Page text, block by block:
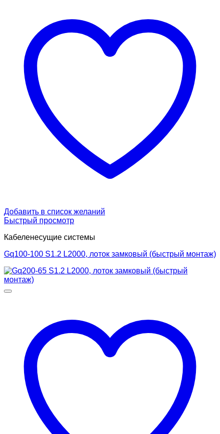
Добавить в список желаний
Быстрый просмотр
Кабеленесущие системы
Gq100-100 S1.2 L2000, лоток замковый (быстрый монтаж)